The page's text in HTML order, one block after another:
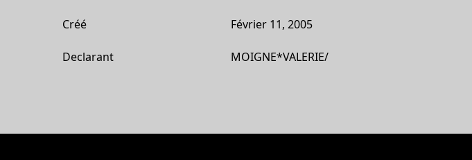
Créé Février 11, 2005
Declarant MOIGNE*VALERIE/